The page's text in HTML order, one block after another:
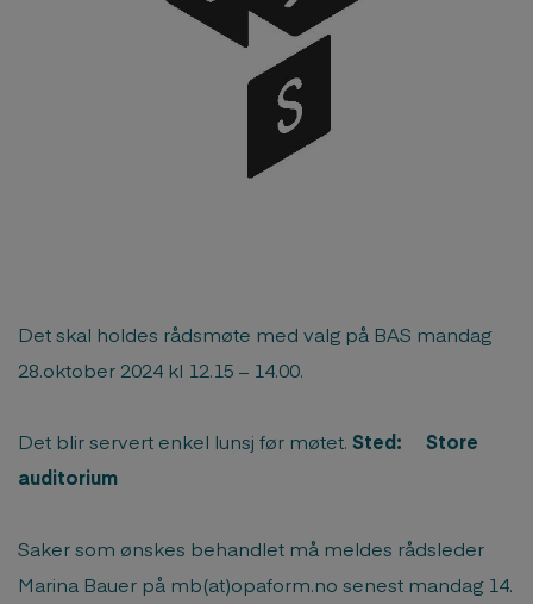
Det skal holdes rådsmøte med valg på BAS mandag
28.oktober 2024 kl 12.15 – 14.00.
Det blir servert enkel lunsj før møtet. Sted: Store
auditorium
Saker som ønskes behandlet må meldes rådsleder
Marina Bauer på mb(at)opaform.no senest mandag 14.